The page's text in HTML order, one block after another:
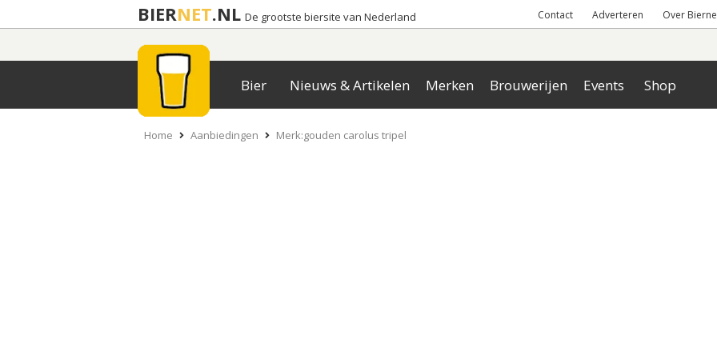
BIERNET.NL De grootste biersite van Nederland Contact Adverteren Over
Bier Nieuws & Artikelen Merken Brouwerijen Events Shop
Home Aanbiedingen Merk:gouden carolus tripel